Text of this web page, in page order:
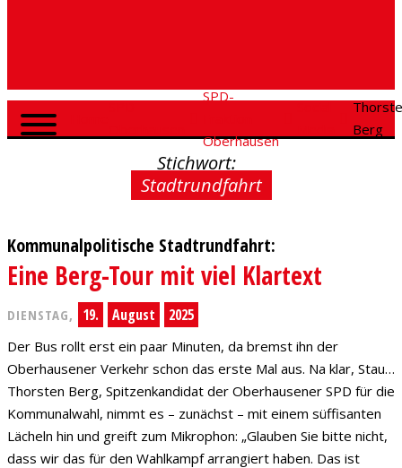
SPD-
Oberhausen
Berg
Stichwort:
Stadtrundfahrt
Kommunalpolitische Stadtrundfahrt:
Eine Berg-Tour mit viel Klartext
DIENSTAG, 19. August 2025
Der Bus rollt erst ein paar Minuten, da bremst ihn der
Oberhausener Verkehr schon das erste Mal aus. Na klar, Stau…
Thorsten Berg, Spitzenkandidat der Oberhausener SPD für die
Kommunalwahl, nimmt es – zunächst – mit einem süffisanten
Lächeln hin und greift zum Mikrophon: „Glauben Sie bitte nicht,
dass wir das für den Wahlkampf arrangiert haben. Das ist